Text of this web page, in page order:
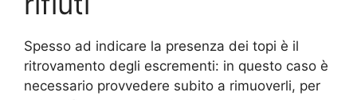
Spesso ad indicare la presenza dei topi è il
ritrovamento degli escrementi: in questo caso è
necessario provvedere subito a rimuoverli, per